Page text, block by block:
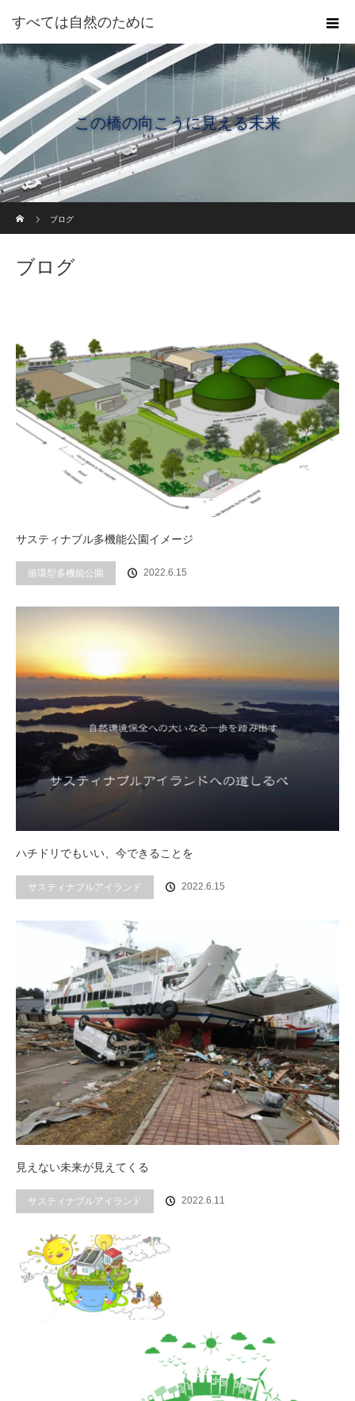
すべては自然のために
この橋の向こうに見える未来
ブログ
ブログ
サスティナブル多機能公園イメージ
循環型多機能公園 2022.6.15
ハチドリでもいい、今できることを
サスティナブルアイランド 2022.6.15
見えない未来が見えてくる
サスティナブルアイランド 2022.6.11